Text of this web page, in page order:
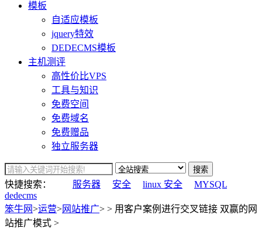
模板
自适应模板
jquery特效
DEDECMS模板
主机测评
高性价比VPS
工具与知识
免费空间
免费域名
免费赠品
独立服务器
搜索
快捷搜索： 服务器 安全 linux 安全
MYSQL
dedecms
笨牛网>运营>网站推广> > 用客户案例进行交叉链接 双赢的网
站推广模式 >